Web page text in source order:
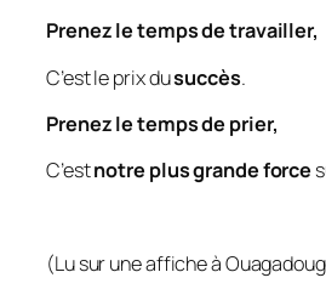
Prenez le temps de travailler,
C’est le prix dusuccès.
Prenez le temps de prier,
C’estnotre plus grande force
(Lu sur une affiche à